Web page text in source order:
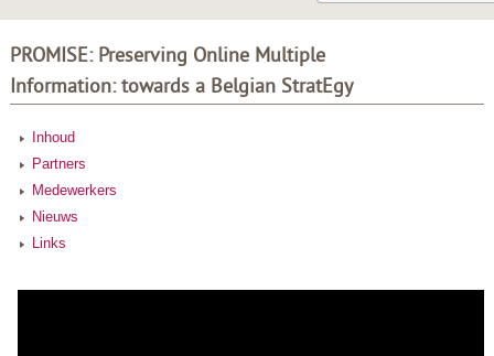
PROMISE: Preserving Online Multiple
Information: towards a Belgian StratEgy
Inhoud
Partners
Medewerkers
Nieuws
Links